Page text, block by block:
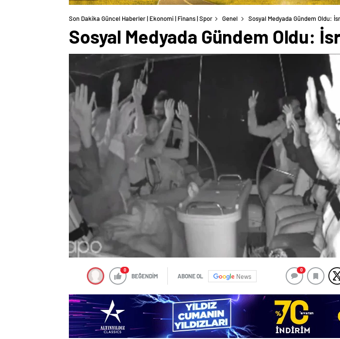
Son Dakika Güncel Haberler | Ekonomi | Finans | Spor Genel Sosyal Medyada Gündem Oldu:
Sosyal Medyada Gündem Oldu:
0
BEĞENDİM ABONE OL News
0